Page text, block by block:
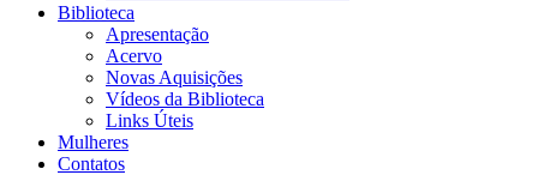
Biblioteca
Apresentação
Acervo
Novas Aquisições
Vídeos da Biblioteca
Links Úteis
Mulheres
Contatos